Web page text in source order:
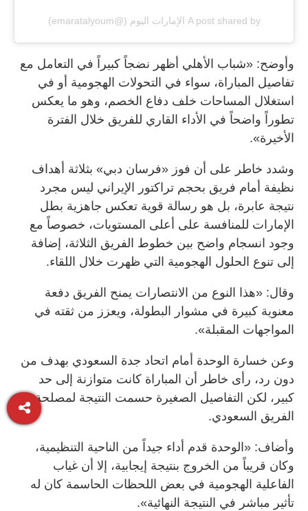
A post shared by الإمارات اليوم (@emaratalyoum)
وأوضح: «شباب الأهلي أظهر نضجاً كبيراً في التعامل مع
تفاصيل المباراة، سواء في التحولات الهجومية أو في
استغلال المساحات خلف دفاع الخصم، وهو ما يعكس
تطوراً واضحاً في الأداء القاري للفريق خلال الفترة
الأخيرة».
وشدد خاطر على أن فوز «فرسان دبي» بثلاثة أهداف
نظيفة أمام فريق بحجم تراكتور الإيراني ليس مجرد
نتيجة عابرة، بل هو رسالة قوية تعكس جاهزية بطل
الإمارات للمنافسة على أعلى المستويات، خصوصاً مع
وجود انسجام واضح بين خطوط الفريق الثلاثة، إضافة
إلى تنوع الحلول الهجومية التي ظهرت خلال اللقاء.
وقال: «هذا النوع من الانتصارات يمنح الفريق دفعة
معنوية كبيرة في مشوار البطولة، ويعزز من ثقته في
المواجهات المقبلة».
وعن خسارة الوحدة أمام اتحاد جدة السعودي بهدف من
دون رد، رأى خاطر أن المباراة كانت متوازنة إلى حد
كبير، لكن التفاصيل الصغيرة حسمت النتيجة لمصلحة
الفريق السعودي.
وأضاف: «الوحدة قدم أداء جيداً من الناحية التنظيمية،
وكان قريباً من الخروج بنتيجة إيجابية، إلا أن غياب
الفاعلية الهجومية في بعض اللحظات الحاسمة كان له
تأثير مباشر في النتيجة النهائية».